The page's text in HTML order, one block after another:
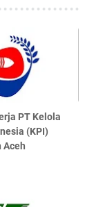
PT Kelola
(KPI)
Aceh